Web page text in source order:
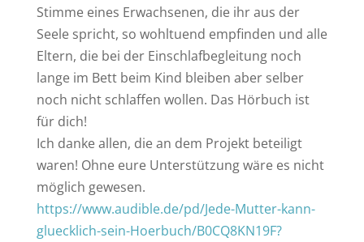
Stimme eines Erwachsenen, die ihr aus der
Seele spricht, so wohltuend empfinden und alle
Eltern, die bei der Einschlafbegleitung noch
lange im Bett beim Kind bleiben aber selber
noch nicht schlaffen wollen. Das Hörbuch ist
für dich!
Ich danke allen, die an dem Projekt beteiligt
waren! Ohne eure Unterstützung wäre es nicht
möglich gewesen.
https://www.audible.de/pd/Jede-Mutter-kann-
gluecklich-sein-Hoerbuch/B0CQ8KN19F?